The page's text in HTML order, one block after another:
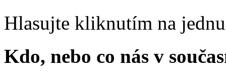
Hlasujte kliknutím na
Kdo, nebo co nás v